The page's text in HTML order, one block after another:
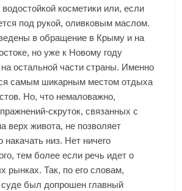
косметики или, если
под рукой, оливковым маслом.
в обращение в Крыму и на
но уже к Новому году
на остальной части страны. Именно
самым шикарным местом отдыха
Но, что немаловажно,
скруток, связанных с
верх живота, не позволяет
накачать низ. Нет ничего
тем более если речь идет о
рынках. Так, по его словам,
суде был допрошен главный